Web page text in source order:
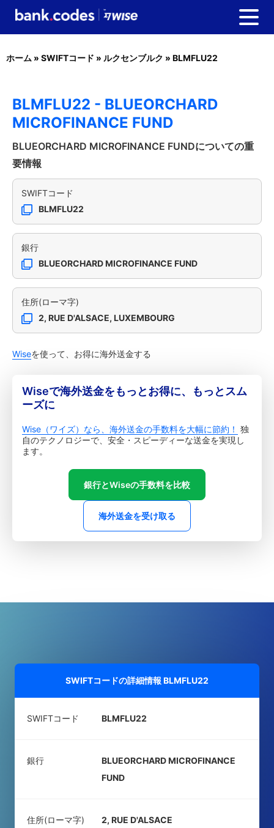
ホーム » SWIFTコード » ルクセンブルク » BLMFLU22
BLMFLU22 - BLUEORCHARD
MICROFINANCE FUND
BLUEORCHARD MICROFINANCE FUNDについての重
要情報
SWIFTコード
BLMFLU22
銀行
BLUEORCHARD MICROFINANCE FUND
住所(ローマ字)
2, RUE D'ALSACE, LUXEMBOURG
Wiseを使って、お得に海外送金する
Wiseで海外送金をもっとお得に、もっとスム
ーズに
Wise（ワイズ）なら、海外送金の手数料を大幅に節約！ 独
自のテクノロジーで、安全・スピーディーな送金を実現し
ます。
銀行とWiseの手数料を比較
海外送金を受け取る
SWIFTコードの詳細情報 BLMFLU22
SWIFTコード BLMFLU22
銀行
BLUEORCHARD MICROFINANCE
FUND
住所(ローマ字) 2, RUE D'ALSACE